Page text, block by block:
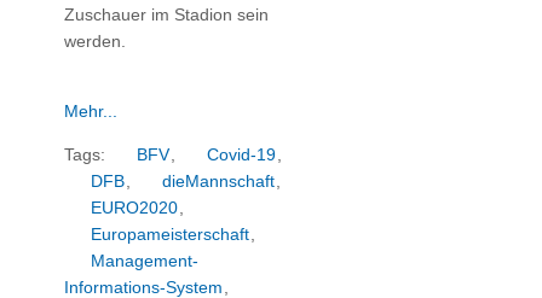
Zuschauer im Stadion sein
werden.
Mehr...
Tags: BFV Covid-19
DFB
dieMannschaft
EURO2020
Europameisterschaft
Management-
Informations-System